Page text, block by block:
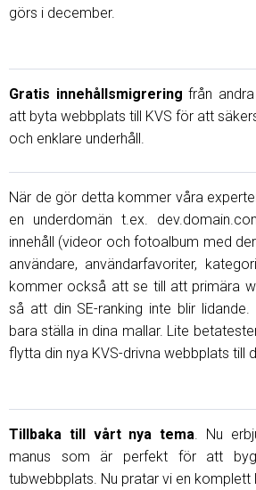
görs i december.
Gratis innehållsmigrering från
att byta webbplats till KVS för att
och enklare underhåll.
När de gör detta kommer våra
en underdomän t.ex.
innehåll (videor och fotoalbum med
användare, användarfavoriter,
kommer också att se till att primära
så att din SE-ranking inte blir
bara ställa in dina mallar. Lite
flytta din nya KVS-drivna webbplats till
Tillbaka till vårt nya tema. Nu
manus som är perfekt för att
tubwebbplats. Nu pratar vi en komplett